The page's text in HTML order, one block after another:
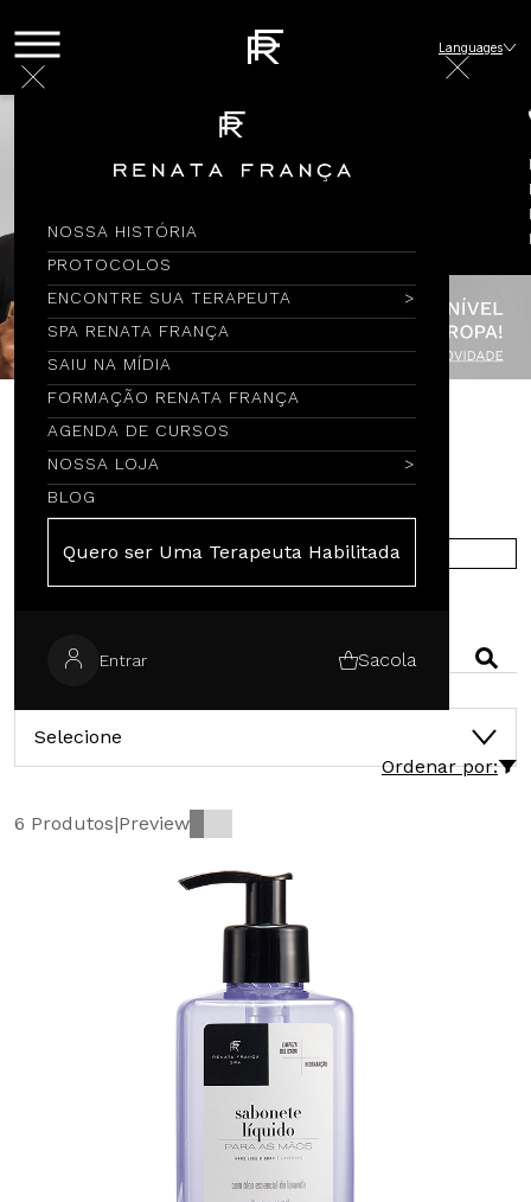
NOSSA HISTÓRIA
PROTOCOLOS
ENCONTRE SUA TERAPEUTA
SPA RENATA FRANÇA
SAIU NA MÍDIA
FORMAÇÃO RENATA FRANÇA
AGENDA DE CURSOS
NOSSA LOJA
BLOG
Quero ser Uma Terapeuta Habilitada
Entrar Sacola
Languages
Encontre por Nome
COMPRE NA EUROPA
Selecione
Ordenar por:
6 Produtos|Preview